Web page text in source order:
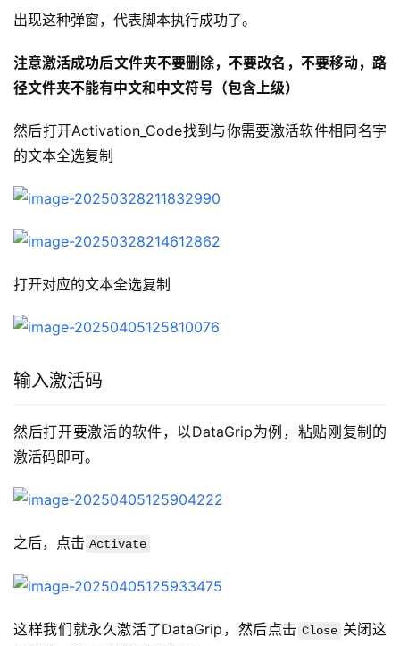
出现这种弹窗，代表脚本执行成功了。
注意激活成功后文件夹不要删除，不要改名，不要移动，路
径文件夹不能有中文和中文符号（包含上级）
然后打开Activation_Code找到与你需要激活软件相同名字
的文本全选复制
打开对应的文本全选复制
输入激活码
然后打开要激活的软件，以DataGrip为例，粘贴刚复制的
激活码即可。
之后，点击 Activate
这样我们就永久激活了DataGrip，然后点击 Close 关闭这